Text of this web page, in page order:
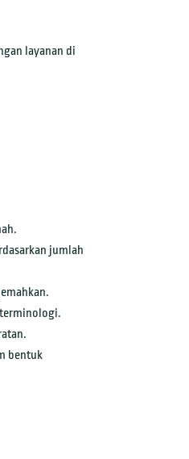
layanan di
jumlah
bentuk